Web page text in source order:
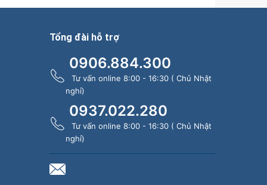
Vanadium) cao cấp, mang lại độ cứng
hóa và mài mòn, phù hợp khi làm
bảo độ bền lâu dài.
điện cao cấp, không chỉ ở tay
an toàn VDE/GS (tiêu chuẩn an
Tổng đài hỗ trợ
0906.884.300
Tư vấn online 8:00 - 16:30 ( Chủ Nhật
nghỉ)
0937.022.280
Tư vấn online 8:00 - 16:30 ( Chủ Nhật
nghỉ)